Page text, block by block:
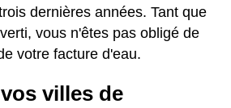
dernières années. Tant que
vous n'êtes pas obligé de
votre facture d'eau.
villes de